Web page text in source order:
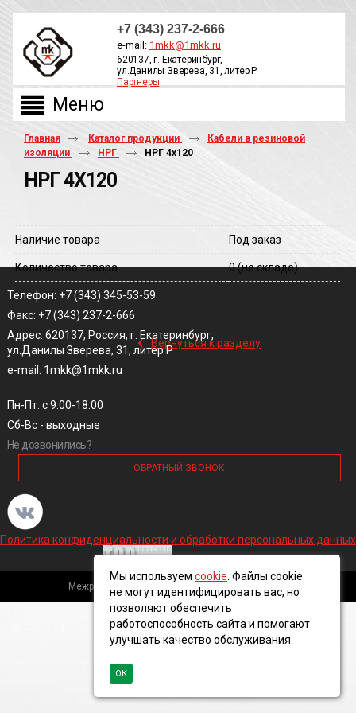
+7 (343) 237-2-666
e-mail: 1mkk@1mkk.ru
620137, г. Екатеринбург,
ул.Данилы Зверева, 31, литер Р
Партнеры
Главная Каталог продукции
Кабели в резиновой
изоляции
НРГ НРГ 4х120
НРГ 4Х120
Наличие товара Под заказ
Количество товара 0(на складе)
‹ Вернуться к разделу
Телефон: +7 (343) 345-53-59
Факс: +7 (343) 237-2-666
Адрес: 620137, Россия, г. Екатеринбург,
ул.Данилы Зверева, 31, литер Р
e-mail: 1mkk@1mkk.ru
Пн-Пт: с 9:00-18:00
Сб-Вс - выходные
Не дозвонились?
ОБРАТНЫЙ ЗВОНОК
Политика конфиденциальности и обработки персональных данных
Межрегиональная кабельная компания, 2016 ©
Мы используем cookie . Файлы cookie
не могут идентифицировать вас, но
позволяют обеспечить
работоспособность сайта и помогают
улучшать качество обслуживания.
ОК